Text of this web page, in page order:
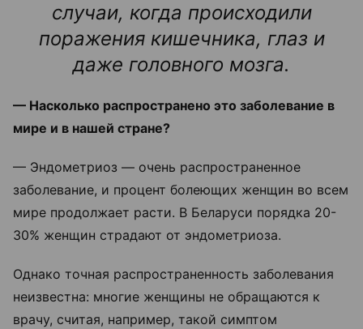
случаи, когда происходили
поражения кишечника, глаз и
даже головного мозга.
— Насколько распространено это заболевание в
мире и в нашей стране?
— Эндометриоз — очень распространенное
заболевание, и процент болеющих женщин во всем
мире продолжает расти. В Беларуси порядка 20-
30% женщин страдают от эндометриоза.
Однако точная распространенность заболевания
неизвестна: многие женщины не обращаются к
врачу, считая, например, такой симптом